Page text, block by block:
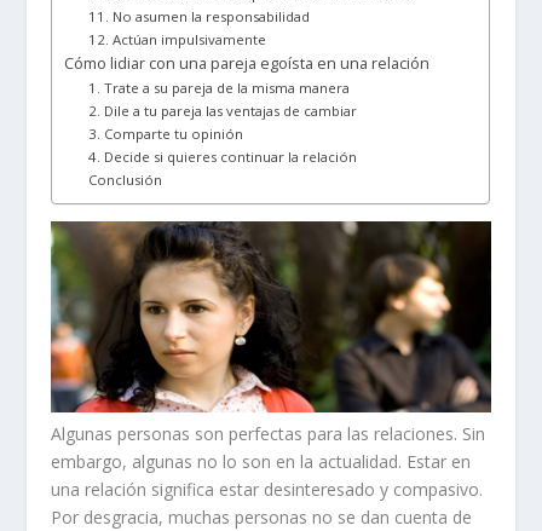
11. No asumen la responsabilidad
12. Actúan impulsivamente
Cómo lidiar con una pareja egoísta en una relación
1. Trate a su pareja de la misma manera
2. Dile a tu pareja las ventajas de cambiar
3. Comparte tu opinión
4. Decide si quieres continuar la relación
Conclusión
Algunas personas son perfectas para las relaciones. Sin
embargo, algunas no lo son en la actualidad. Estar en
una relación significa estar desinteresado y compasivo.
Por desgracia, muchas personas no se dan cuenta de